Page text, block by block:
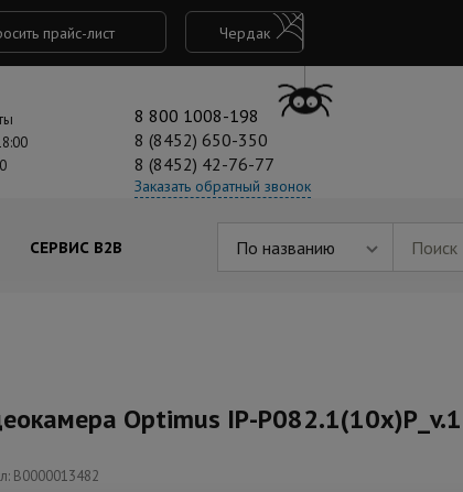
прайс-лист Чердак
8 800 1008-198
8 (8452) 650-350
8 (8452) 42-76-77
Заказать обратный звонок
СЕРВИС B2B По названию
Optimus IP-P082.1(10x)P_v.1
В0000013482